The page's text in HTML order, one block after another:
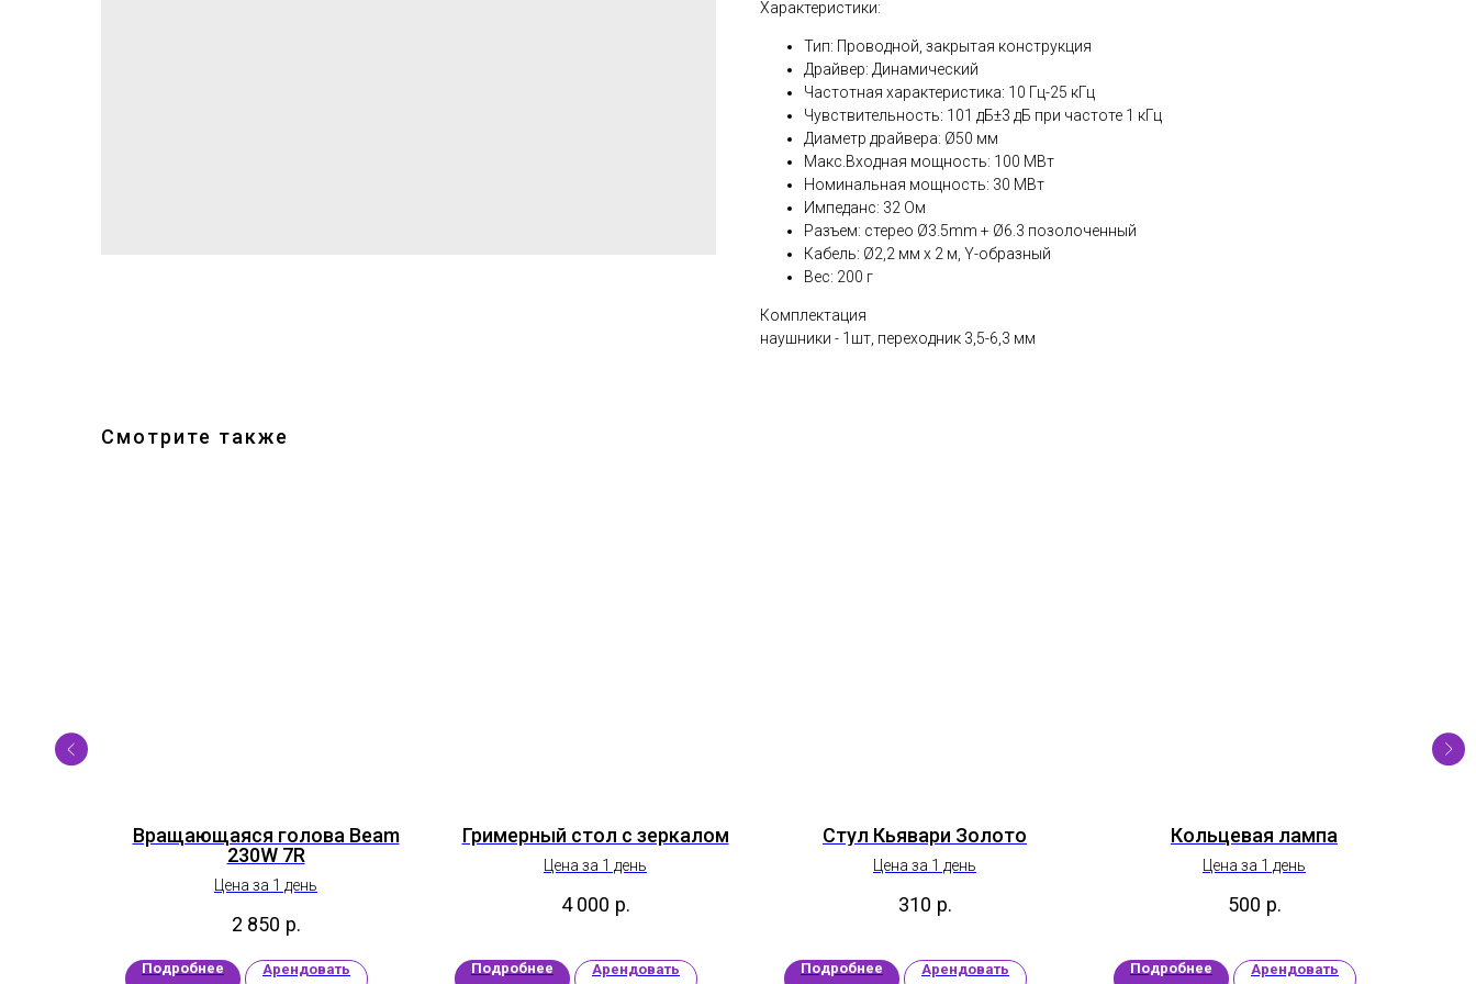
Характеристики:
Тип: Проводной, закрытая конструкция
Драйвер: Динамический
Частотная характеристика: 10 Гц-25 кГц
Чувствительность: 101 дБ±3 дБ при частоте 1 кГц
Диаметр драйвера: Ø50 мм
Макс.Входная мощность: 100 МВт
Номинальная мощность: 30 МВт
Импеданс: 32 Ом
Разъем: стерео Ø3.5mm + Ø6.3 позолоченный
Кабель: Ø2,2 мм x 2 м, Y-образный
Вес: 200 г
Комплектация
наушники - 1шт, переходник 3,5-6,3 мм
Смотрите также
Вращающаяся голова Beam
230W 7R
Цена за 1 день
2 850 р.
Подробнее Арендовать
Гримерный стол с зеркалом
Цена за 1 день
4 000 р.
Подробнее Арендовать
Стул Кьявари Золото
Цена за 1 день
310 р.
Подробнее Арендовать
Кольцевая лампа
Цена за 1 день
500 р.
Подробнее Арендовать